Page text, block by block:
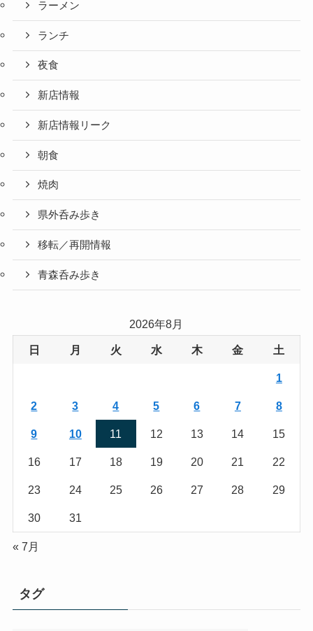
ラーメン
ランチ
夜食
新店情報
新店情報リーク
朝食
焼肉
県外呑み歩き
移転／再開情報
青森呑み歩き
2026年8月
日 月 火 水 木 金 土
1
2 3 4 5 6 7 8
9 10 11 12 13 14 15
16 17 18 19 20 21 22
23 24 25 26 27 28 29
30 31
« 7月
タグ